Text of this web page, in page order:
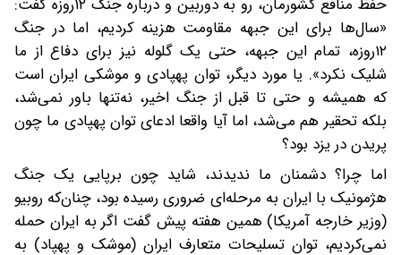
حفظ منافع کشورمان، رو به دوربین و درباره جنگ ۱۲روزه گفت:
«سال‌ها برای این جبهه مقاومت هزینه کردیم، اما در جنگ
۱۲روزه، تمام این جبهه، حتی یک گلوله نیز برای دفاع از ما
شلیک نکرد». یا مورد دیگر، توان پهپادی و موشکی ایران است
که همیشه و حتی تا قبل از جنگ اخیر، نه‌تنها باور نمی‌شد،
بلکه تحقیر هم می‌شد، اما آیا واقعا ادعای توان پهپادی ما چون
پریدن در یزد بود؟
اما چرا؟ دشمنان ما ندیدند، شاید چون برپایی یک جنگ
هژمونیک با ایران به مرحله‌ای ضروری رسیده بود، چنان‌که روبیو
(وزیر خارجه آمریکا) همین هفته پیش گفت اگر به ایران حمله
نمی‌کردیم، توان تسلیحات متعارف ایران (موشک و پهپاد) به